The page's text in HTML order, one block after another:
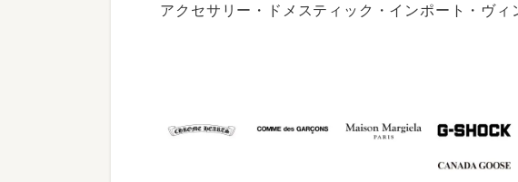
アクセサリー・ドメスティック・インポート・ヴ